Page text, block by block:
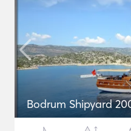
Bodrum Shipyard